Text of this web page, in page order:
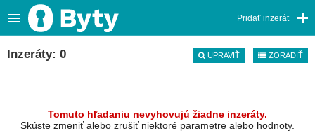
Pridať inzerát
Inzeráty: 0 UPRAVIŤ ZORADIŤ
Tomuto hľadaniu nevyhovujú žiadne inzeráty.
Skúste zmeniť alebo zrušiť niektoré parametre alebo hodnoty.